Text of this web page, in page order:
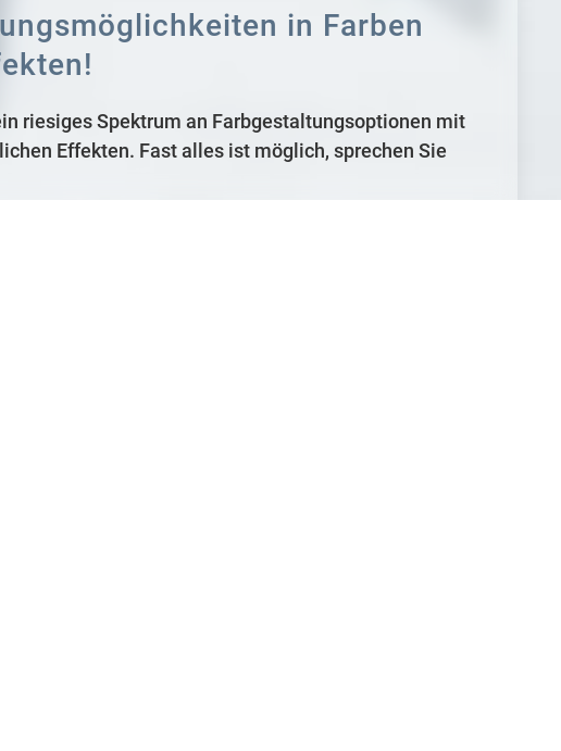
in Farben
riesiges Spektrum an Farbgestaltungsoptionen mit
Effekten. Fast alles ist möglich, sprechen Sie